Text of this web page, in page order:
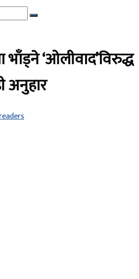
भाँड्ने ‘ओलीवाद’विरुद्ध
अनुहार